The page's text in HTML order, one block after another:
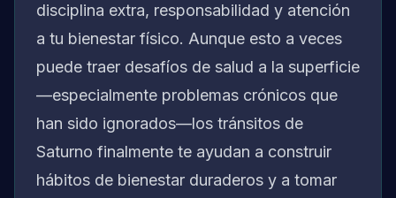
disciplina extra, responsabilidad y atención
a tu bienestar físico. Aunque esto a veces
puede traer desafíos de salud a la superficie
—especialmente problemas crónicos que
han sido ignorados—los tránsitos de
Saturno finalmente te ayudan a construir
hábitos de bienestar duraderos y a tomar